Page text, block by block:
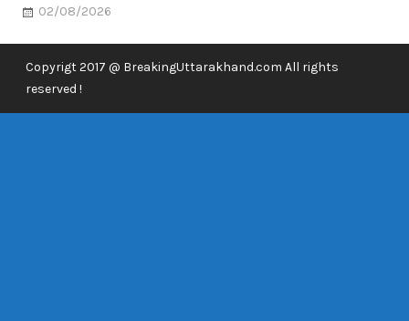
02/08/2026
Copyrigt 2017 @ BreakingUttarakhand.com All rights
reserved !